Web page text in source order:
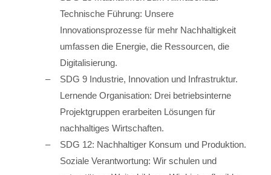
Technische Führung: Unsere
Innovationsprozesse für mehr Nachhaltigkeit
umfassen die Energie, die Ressourcen, die
Digitalisierung.
SDG 9 Industrie, Innovation und Infrastruktur.
Lernende Organisation: Drei betriebsinterne
Projektgruppen erarbeiten Lösungen für
nachhaltiges Wirtschaften.
SDG 12: Nachhaltiger Konsum und Produktion.
Soziale Verantwortung: Wir schulen und